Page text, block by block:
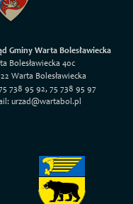
Gminy Warta Bolesławiecka
Bolesławiecka 40c
Warta Bolesławiecka
738 95 92, 75 738 95 97
urzad@wartabol.pl